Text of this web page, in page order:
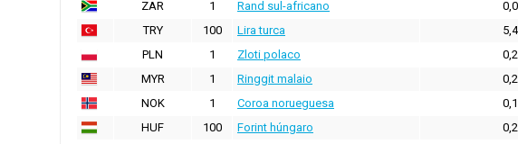
ZAR
1 Rand sul-africano
TRY
100 Lira turca
PLN
1 Zloti polaco
MYR
1 Ringgit malaio
NOK
1 Coroa norueguesa
HUF
100 Forint húngaro